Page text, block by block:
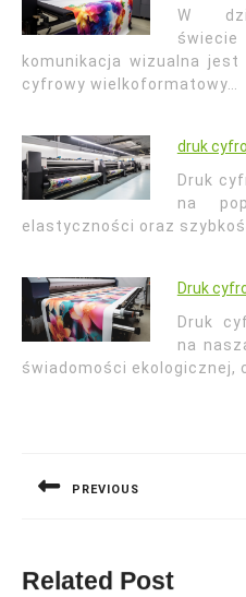
W
komunikacja wizualna
cyfrowy wielkoformatowy…
druk
Druk
na
elastyczności oraz
Druk
Druk
na
świadomości ekologicznej,
PREVIOUS
Related Post